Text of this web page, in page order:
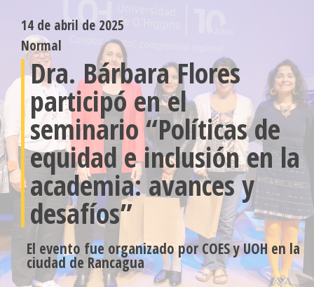
14 de abril de 2025
Normal
Dra. Bárbara Flores
participó en el
seminario “Políticas de
equidad e inclusión en la
academia: avances y
desafíos”
El evento fue organizado por COES y UOH en la
ciudad de Rancagua